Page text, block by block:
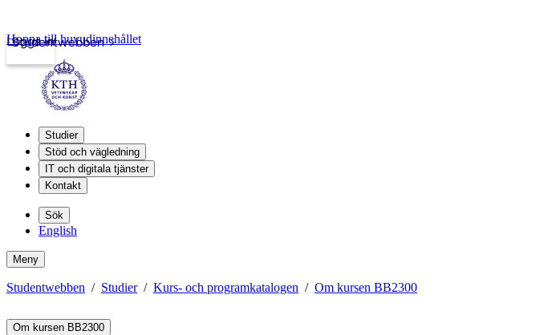
Studentwebben
Logga in
Hoppa till huvudinnehållet
Studier
Stöd och vägledning
IT och digitala tjänster
Kontakt
Sök
English
Meny
Studentwebben Studier Kurs- och programkatalogen Om kursen BB2300
Om kursen BB2300